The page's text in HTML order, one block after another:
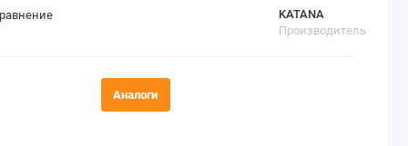
KATANA
Производитель
Аналоги